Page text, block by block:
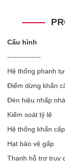
Cấu hình
--------------
Hệ thống phanh
Điểm dừng khẩn
Đèn hiệu nhấp
Kiểm soát tỷ lệ
Hệ thống khẩn cấp
Hạt bảo vệ gấp
Thanh hỗ trợ truy